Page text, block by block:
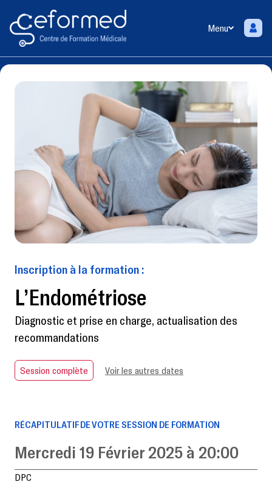
Menu
Inscription à la formation :
L’Endométriose
Diagnostic et prise en charge, actualisation des
recommandations
Session complète Voir les autres dates
RÉCAPITULATIF DE VOTRE SESSION DE FORMATION
Mercredi 19 Février 2025 à 20:00
DPC